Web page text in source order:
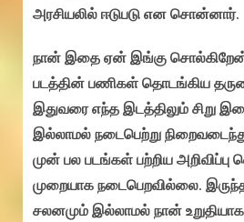
அரசியலில் ஈடுபடு என சொன்னார்.
நான் இதை ஏன் இங்கு
படத்தின் பணிகள் தொடங்கிய
இதுவரை எந்த இடத்திலும் சிறு
இல்லாமல் நடைபெற்று
முன் பல படங்கள் பற்றிய
முறையாக நடைபெறவில்லை.
சலனமும் இல்லாமல் நான்